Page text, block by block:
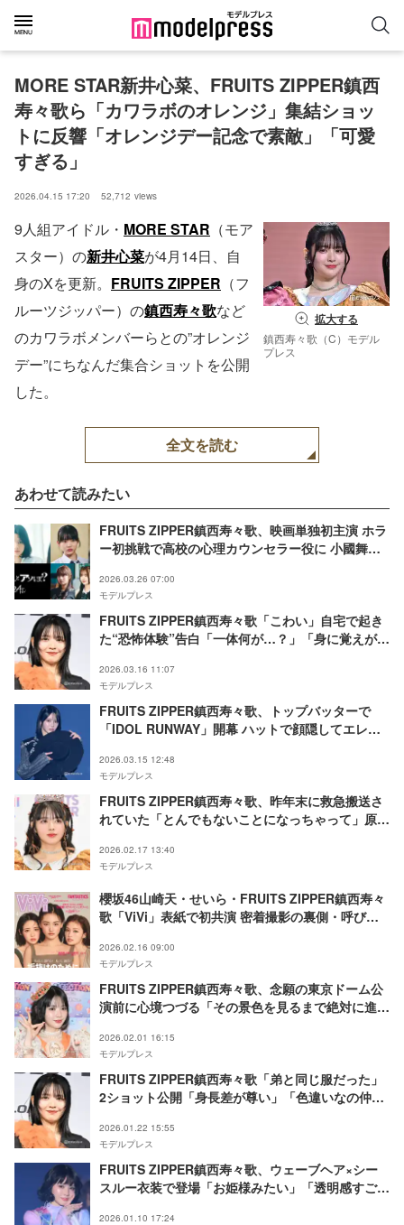
MORE STAR新井心菜、FRUITS ZIPPER鎮西
寿々歌ら「カワラボのオレンジ」集結ショッ
トに反響「オレンジデー記念で素敵」「可愛
すぎる」
2026.04.15 17:20 52,712 views
拡大する
鎮西寿々歌（C）モデル
プレス
9人組アイドル・ MORE STAR （モア
スター）の新井心菜が4月14日、自
身のXを更新。 FRUITS ZIPPER （フ
ルーツジッパー）の鎮西寿々歌など
のカワラボメンバーらとの”オレンジ
デー”にちなんだ集合ショットを公開
した。
全文を読む
あわせて読みたい
FRUITS ZIPPER鎮西寿々歌、映画単独初主演 ホラ
ー初挑戦で高校の心理カウンセラー役に 小國舞羽
2026.03.26 07:00
モデルプレス
FRUITS ZIPPER鎮西寿々歌「こわい」自宅で起き
た“恐怖体験”告白「一体何が…？」「身に覚えがな
2026.03.16 11:07
モデルプレス
FRUITS ZIPPER鎮西寿々歌、トップバッターで
「IDOL RUNWAY」開幕 ハットで顔隠してエレガ
2026】
2026.03.15 12:48
モデルプレス
FRUITS ZIPPER鎮西寿々歌、昨年末に救急搬送さ
れていた「とんでもないことになっちゃって」原因
2026.02.17 13:40
モデルプレス
櫻坂46山崎天・せいら・FRUITS ZIPPER鎮西寿々
歌「ViVi」表紙で初共演 密着撮影の裏側・呼び名
2026.02.16 09:00
モデルプレス
FRUITS ZIPPER鎮西寿々歌、念願の東京ドーム公
演前に心境つづる「その景色を見るまで絶対に進み
2026.02.01 16:15
モデルプレス
FRUITS ZIPPER鎮西寿々歌「弟と同じ服だった」
2ショット公開「身長差が尊い」「色違いなの仲良
2026.01.22 15:55
モデルプレス
FRUITS ZIPPER鎮西寿々歌、ウェーブヘア×シー
スルー衣装で登場「お姫様みたい」「透明感すご
2026.01.10 17:24